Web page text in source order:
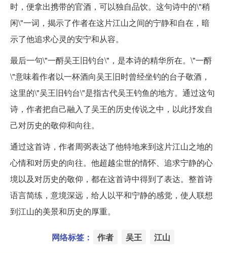
时，便拿出携带的官酒，可以独自品饮。这句诗中的\"稍
闲\"一词，揭示了作者在这片江山之间的宁静和自在，暗
示了他追求心灵的安宁和从容。
最后一句\"一酹吴王旧钓台\"，是本诗的精华所在。\"一酹
\"意味着作者以一杯酒向吴王旧时曾经坐钓的台子敬酒，
这里的\"吴王旧钓台\"是指古代吴王钓鱼的地方。通过这句
诗，作者把自己融入了吴王的历史传说之中，以此抒发自
己对历史的敬仰和向往。
通过这首诗，作者周弼表达了他特地来到这片江山之地的
心情和对历史的向往。他超越尘世的情怀、追求宁静的心
境以及对历史的敬仰，都在这首诗中得到了表达。整首诗
语言简练，意境深远，给人以平和宁静的感觉，使人联想
到江山的美景和历史的厚重。
网络标签： 作者 吴王 江山